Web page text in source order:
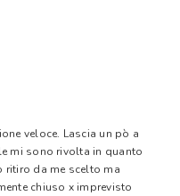
veloce. Lascia un pò a
mi sono rivolta in quanto
ritiro da me scelto ma
chiuso x imprevisto